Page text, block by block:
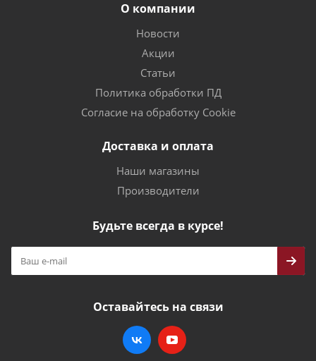
О компании
Новости
Акции
Статьи
Политика обработки ПД
Согласие на обработку Cookie
Доставка и оплата
Наши магазины
Производители
Будьте всегда в курсе!
Оставайтесь на связи